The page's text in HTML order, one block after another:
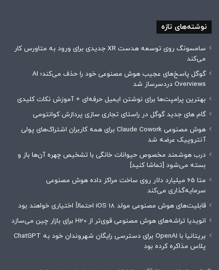
نوشته‌های تازه
سامسونگ روی توسعه هدست XR جدیدی برای ورود به متاورس کار
می‌کند
گوگل پاسخ‌های عجیب هوش مصنوعی خود را حذف می‌کند؛ AI
Overviews دردسرساز شد
بهترین پرامپت‌ها برای نوشتن ایمیل حرفه‌ای + آموزش نکات کلیدی
گام های جدید گوگل در راستای تجاری سازی پردازش کوانتومی
هوش مصنوعی Claude Cowork برای همه کاربران اشتراک‌های پولی
آنتروپیک عرضه شد
درب هوشمند مخصوص حیوانات خانگی با تشخیص چهره آن‌ها باز و
بسته می‌شود [تماشا کنید]
متا 65 میلیارد دلار روی ساخت مراکز داده هوش مصنوعی
سرمایه‌گذاری می‌کند
قابلیت‌های هوش مصنوعی مولد iOS 18 احتمالاً اختیاری خواهند بود
انویدیا تراشه‌های هوش مصنوعی قوی‌تر از H20 برای بازار چین می‌سازد
بریتانیا با OpenAI برای دسترسی رایگان شهروندان خود به ChatGPT
پلاس مذاکره کرده بود